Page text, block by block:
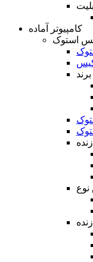
کامپیوتر آماده
استوک